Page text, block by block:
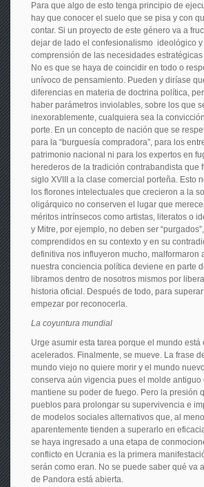
Para que algo de esto tenga principio de
hay que conocer el suelo que se pisa y con
contar. Si un proyecto de este género va a
dejar de lado el confesionalismo ideológico
comprensión de las necesidades
No es que se haya de coincidir en todo o
unívoco de pensamiento. Pueden y diríase
diferencias en materia de doctrina política,
haber parámetros inviolables, sobre los que
inexorablemente, cualquiera sea la
porte. En un concepto de nación que se
para la “burguesía compradora”, para los
patrimonio nacional ni para los expertos en
herederos de la tradición contrabandista que
siglo XVIII a la clase comercial porteña. Esto
los florones intelectuales que crecieron a la
oligárquico no conserven el lugar que
méritos intrínsecos como artistas, literatos o
y Mitre, por ejemplo, no deben ser
comprendidos en su contexto y en su
definitiva nos influyeron mucho, malformaron
nuestra conciencia política deviene en parte
libramos dentro de nosotros mismos por
historia oficial. Después de todo, para superar
empezar por reconocerla.
La coyuntura mundial
Urge asumir esta tarea porque el mundo
acelerados. Finalmente, se mueve. La frase
mundo viejo no quiere morir y el mundo
conserva aún vigencia pues el molde antiguo
mantiene su poder de fuego. Pero la presión
pueblos para prolongar su supervivencia e
de modelos sociales alternativos que, al
aparentemente tienden a superarlo en
se haya ingresado a una etapa de
conflicto en Ucrania es la primera
serán como eran. No se puede saber qué va
de Pandora está abierta.